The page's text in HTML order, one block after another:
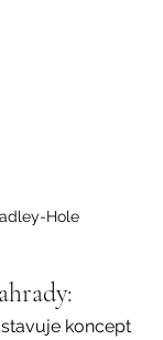
Hole
koncept